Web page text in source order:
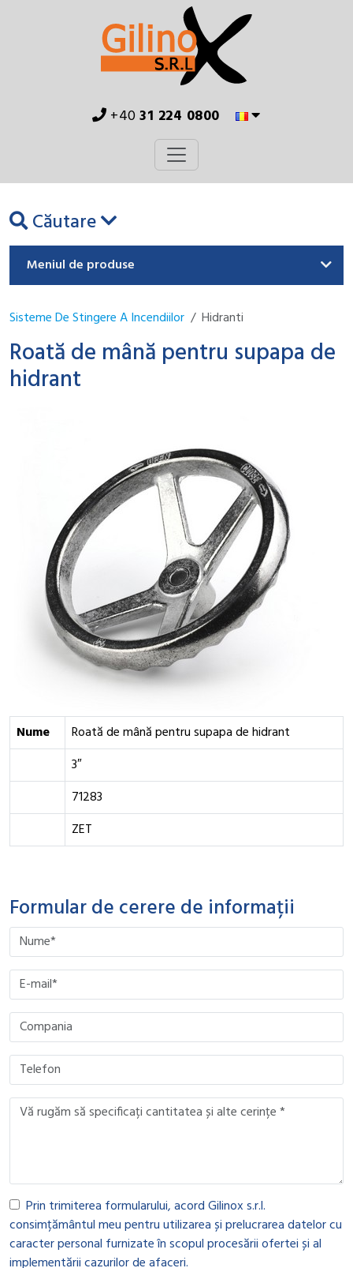
+4031 224 0800
Căutare
Meniul de produse
Sisteme De Stingere A Incendiilor Hidranti
Roată de mână pentru supapa de
hidrant
Nume
Roată de mână pentru supapa de hidrant
3″
71283
ZET
Formular de cerere de informații
Please leave this field empty.
Please leave this field empty.
Please leave this field empty.
Please leave this field empty.
Prin trimiterea formularului, acord Gilinox s.r.l.
consimțământul meu pentru utilizarea și prelucrarea datelor cu
caracter personal furnizate în scopul procesării ofertei și al
implementării cazurilor de afaceri.